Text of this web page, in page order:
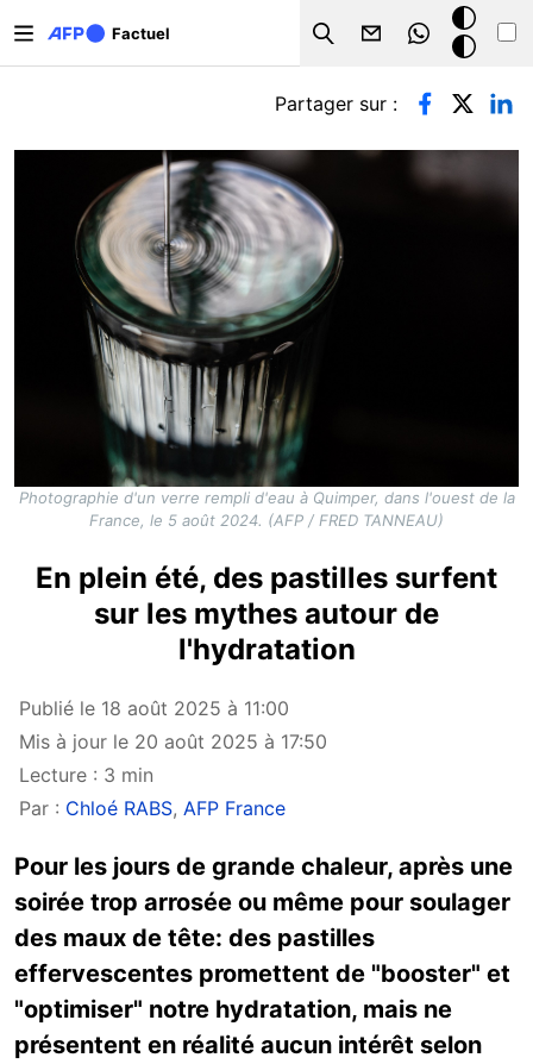
Factuel
Search
Mode
sombre
Onglets principaux
Partager sur :
Photographie d'un verre rempli d'eau à Quimper, dans l'ouest de la
France, le 5 août 2024. (AFP / FRED TANNEAU)
En plein été, des pastilles surfent
sur les mythes autour de
l'hydratation
Publié le 18 août 2025 à 11:00
Mis à jour le 20 août 2025 à 17:50
Lecture : 3 min
Par : Chloé RABS, AFP France
Pour les jours de grande chaleur, après une
soirée trop arrosée ou même pour soulager
des maux de tête: des pastilles
effervescentes promettent de "booster" et
"optimiser" notre hydratation, mais ne
présentent en réalité aucun intérêt selon